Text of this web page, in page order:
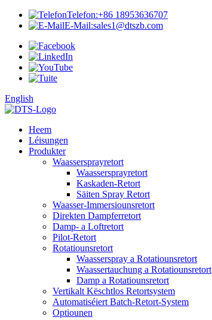
Telefon:+86 18953636707
E-Mail:sales1@dtszb.com
English
Heem
Léisungen
Produkter
Waassersprayretort
Waassersprayretort
Kaskaden-Retort
Säiten Spray Retort
Waasser-Immersiounsretort
Direkten Dampferretort
Damp- a Loftretort
Pilot-Retort
Rotatiounsretort
Waasserspray a Rotatiounsretort
Waassertauchung a Rotatiounsretort
Damp a Rotatiounsretort
Vertikalt Këschtlos Retortsystem
Automatiséiert Batch-Retort-System
Optiounen